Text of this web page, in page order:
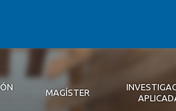
MAGÍSTER